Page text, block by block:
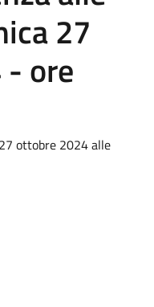
27
ore
ottobre 2024 alle